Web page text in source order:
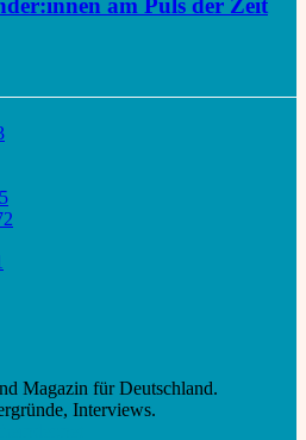
Magazin für Deutschland.
Interviews.